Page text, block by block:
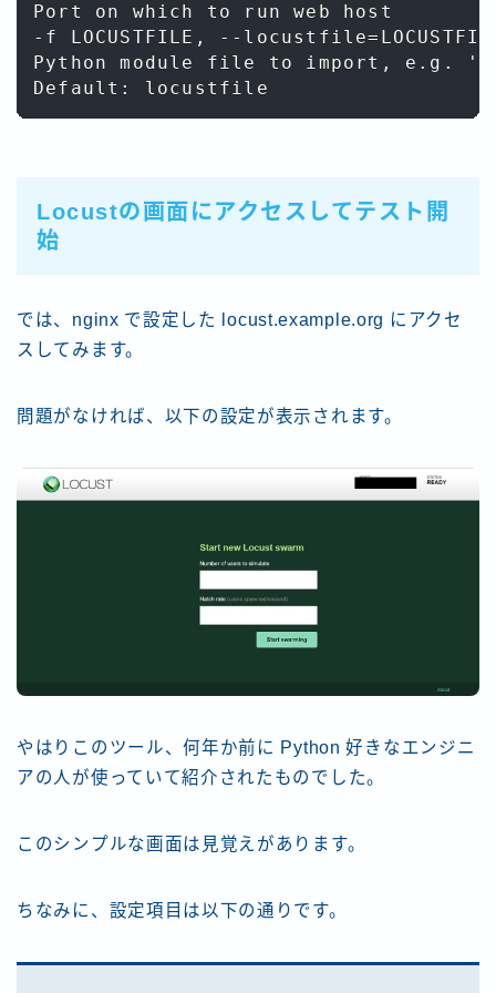
Port on which to run web host
-f LOCUSTFILE, --
Python module file to import, e.g.
Locustの画面にアクセスしてテスト開
始
では、nginx で設定した locust.example.org にアクセ
スしてみます。
問題がなければ、以下の設定が表示されます。
やはりこのツール、何年か前に Python 好きなエンジニ
アの人が使っていて紹介されたものでした。
このシンプルな画面は見覚えがあります。
ちなみに、設定項目は以下の通りです。